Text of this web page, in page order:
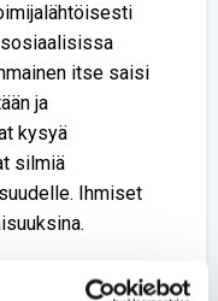
itse saisi
ja
kysyä
silmiä
Ihmiset
että vammaiset